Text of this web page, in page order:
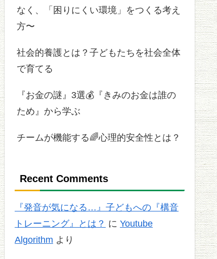
なく、「困りにくい環境」をつくる考え
方〜
社会的養護とは？子どもたちを社会全体
で育てる
『お金の謎』3選💰『きみのお金は誰の
ため』から学ぶ
チームが機能する🌈心理的安全性とは？
Recent Comments
『発音が気になる…』子どもへの『構音
トレーニング』とは？ に Youtube
Algorithm より